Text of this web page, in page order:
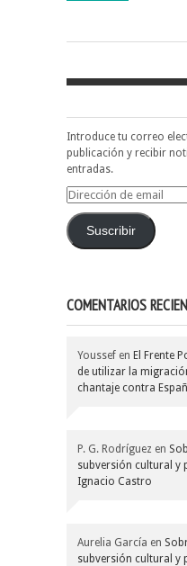
Introduce tu correo
publicación y recibir
entradas.
Dirección
emailSuscribir
COMENTARIOS
Youssef en El Frente
de utilizar la
chantaje contra
P. G. Rodríguez en
subversión cultural y
Ignacio Castro
Aurelia García en
subversión cultural y